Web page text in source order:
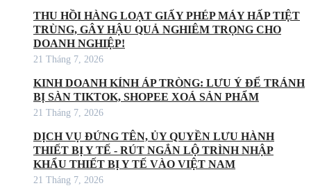
THU HỒI HÀNG LOẠT GIẤY PHÉP MÁY HẤP TIỆT
TRÙNG, GÂY HẬU QUẢ NGHIÊM TRỌNG CHO
DOANH NGHIỆP!
21 Tháng 7, 2026
KINH DOANH KÍNH ÁP TRÒNG: LƯU Ý ĐỂ TRÁNH
BỊ SÀN TIKTOK, SHOPEE XOÁ SẢN PHẨM
21 Tháng 7, 2026
DỊCH VỤ ĐỨNG TÊN, ỦY QUYỀN LƯU HÀNH
THIẾT BỊ Y TẾ - RÚT NGẮN LỘ TRÌNH NHẬP
KHẨU THIẾT BỊ Y TẾ VÀO VIỆT NAM
21 Tháng 7, 2026